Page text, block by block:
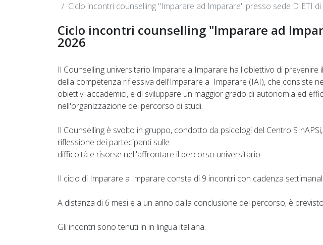
Ciclo incontri counselling "Imparare ad Imparare" presso sede DIETI
Ciclo incontri counselling "Imparare ad
2026
Il Counselling universitario Imparare a Imparare ha l'obiettivo di
della competenza riflessiva dell'Imparare a Imparare (IAI), che consiste
obiettivi accademici, e di sviluppare un maggior grado di autonomia ed
nell'organizzazione del percorso di studi.
Il Counselling è svolto in gruppo, condotto da psicologi del Centro
riflessione dei partecipanti sulle
difficoltà e risorse nell'affrontare il percorso universitario.
Il ciclo di Imparare a Imparare consta di 9 incontri con cadenza
A distanza di 6 mesi e a un anno dalla conclusione del percorso, è
Gli incontri sono tenuti in in lingua italiana.